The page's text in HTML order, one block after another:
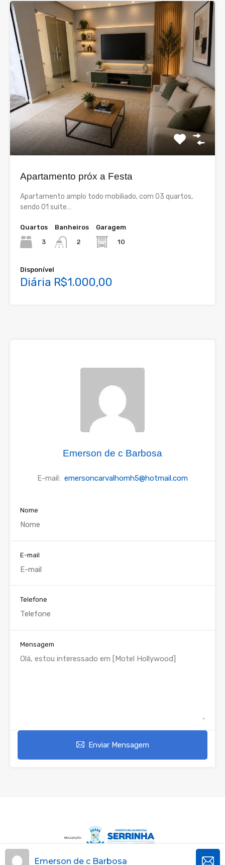
Apartamento próx a Festa
Apartamento amplo todo mobiliado, com 03 quartos,
sendo 01 suite…
Quartos
3
Banheiros
2
Garagem
10
Disponível
Diária R$1.000,00
Emerson de c Barbosa
E-mail: emersoncarvalhomh5@hotmail.com
Nome
E-mail
Telefone
Mensagem
Enviar Mensagem
Emerson de c Barbosa